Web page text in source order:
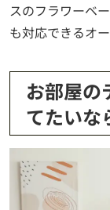
スのフラワーベ
も対応できるオ
お部屋の
てたいな